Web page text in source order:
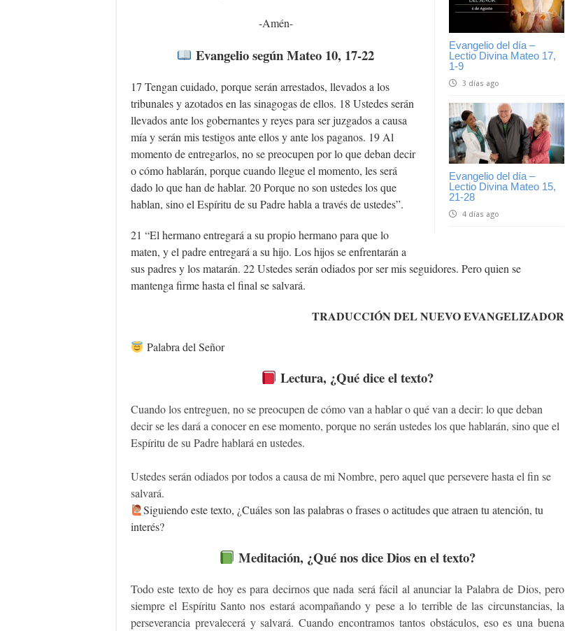
Evangelio del día –
Lectio Divina Mateo 17,
1-9
3 días ago
Evangelio del día –
Lectio Divina Mateo 15,
21-28
4 días ago
-Amén-
Evangelio según Mateo 10, 17-22
17 Tengan cuidado, porque serán arrestados, llevados a los
tribunales y azotados en las sinagogas de ellos. 18 Ustedes serán
llevados ante los gobernantes y reyes para ser juzgados a causa
mía y serán mis testigos ante ellos y ante los paganos. 19 Al
momento de entregarlos, no se preocupen por lo que deban decir
o cómo hablarán, porque cuando llegue el momento, les será
dado lo que han de hablar. 20 Porque no son ustedes los que
hablan, sino el Espíritu de su Padre habla a través de ustedes”.
21 “El hermano entregará a su propio hermano para que lo
maten, y el padre entregará a su hijo. Los hijos se enfrentarán a
sus padres y los matarán. 22 Ustedes serán odiados por ser mis seguidores. Pero quien se
mantenga firme hasta el final se salvará.
TRADUCCIÓN DEL NUEVO EVANGELIZADOR
Palabra del Señor
Lectura, ¿Qué dice el texto?
Cuando los entreguen, no se preocupen de cómo van a hablar o qué van a decir: lo que deban
decir se les dará a conocer en ese momento, porque no serán ustedes los que hablarán, sino que el
Espíritu de su Padre hablará en ustedes.
Ustedes serán odiados por todos a causa de mi Nombre, pero aquel que persevere hasta el fin se
salvará.
‍Siguiendoeste texto, ¿Cuáles son las palabras o frases o actitudes que atraen tu atención, tu
interés?
Meditación, ¿Qué nos dice Dios en el texto?
Todo este texto de hoy es para decirnos que nada será fácil al anunciar la Palabra de Dios, pero
siempre el Espíritu Santo nos estará acompañando y pese a lo terrible de las circunstancias, la
perseverancia prevalecerá y salvará. Cuando encontramos tantos obstáculos, eso es una buena